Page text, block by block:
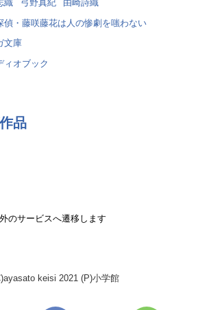
織
弓野真紀
由崎詩織
偵・藤咲藤花は人の惨劇を嗤わない
文庫
ィオブック
品
のサービスへ遷移します
keisi 2021 (P)小学館